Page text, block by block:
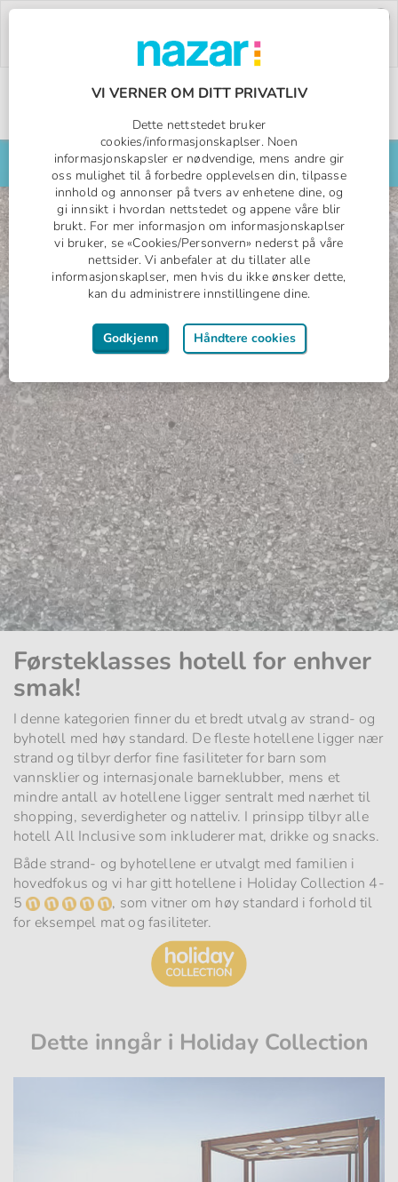
Bruk rabattkoden:PW26.
Nazar logo
Norges All Inclusive-spesialist
Søk din reise her
Holiday Collection
Førsteklasses hotell for enhver
smak!
I denne kategorien finner du et bredt utvalg av strand- og
byhotell med høy standard. De fleste hotellene ligger nær
strand og tilbyr derfor fine fasiliteter for barn som
vannsklier og internasjonale barneklubber, mens et
mindre antall av hotellene ligger sentralt med nærhet til
shopping, severdigheter og natteliv. I prinsipp tilbyr alle
hotell All Inclusive som inkluderer mat, drikke og snacks.
Både strand- og byhotellene er utvalgt med familien i
hovedfokus og vi har gitt hotellene i Holiday Collection 4-
5
, som vitner om høy standard i forhold til
for eksempel mat og fasiliteter.
Dette inngår i Holiday Collection
VI VERNER OM DITT PRIVATLIV
Dette nettstedet bruker
cookies/informasjonskaplser. Noen
informasjonskapsler er nødvendige, mens andre gir
oss mulighet til å forbedre opplevelsen din, tilpasse
innhold og annonser på tvers av enhetene dine, og
gi innsikt i hvordan nettstedet og appene våre blir
brukt. For mer informasjon om informasjonskaplser
vi bruker, se «Cookies/Personvern» nederst på våre
nettsider. Vi anbefaler at du tillater alle
informasjonskaplser, men hvis du ikke ønsker dette,
kan du administrere innstillingene dine.
Godkjenn Håndtere cookies